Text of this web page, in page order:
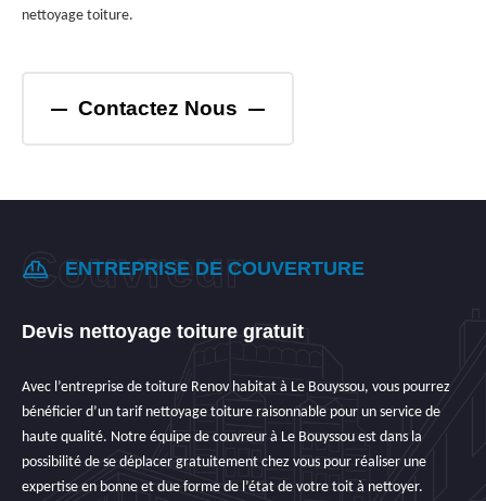
nettoyage toiture.
Contactez Nous
ENTREPRISE DE COUVERTURE
Devis nettoyage toiture gratuit
Avec l’entreprise de toiture Renov habitat à Le Bouyssou, vous pourrez
bénéficier d’un tarif nettoyage toiture raisonnable pour un service de
haute qualité. Notre équipe de couvreur à Le Bouyssou est dans la
possibilité de se déplacer gratuitement chez vous pour réaliser une
expertise en bonne et due forme de l’état de votre toit à nettoyer.